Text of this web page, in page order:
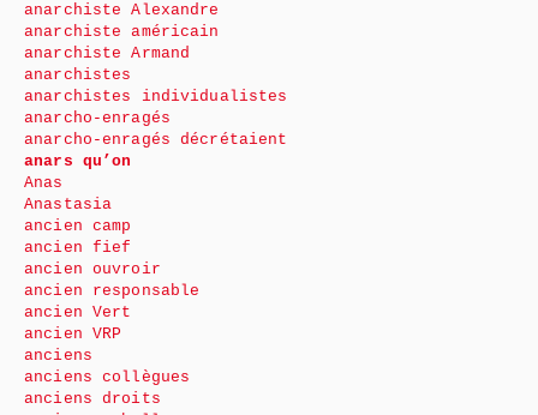
anarchiste Alexandre
anarchiste américain
anarchiste Armand
anarchistes
anarchistes individualistes
anarcho-enragés
anarcho-enragés décrétaient
anars qu’on
Anas
Anastasia
ancien camp
ancien fief
ancien ouvroir
ancien responsable
ancien Vert
ancien VRP
anciens
anciens collègues
anciens droits